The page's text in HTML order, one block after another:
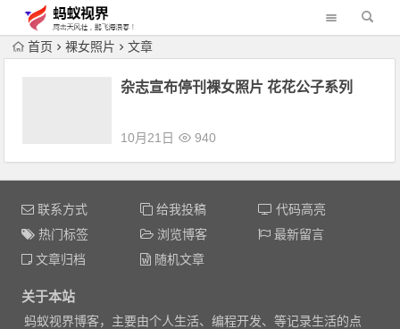
首页 裸女照片 文章
杂志宣布停刊裸女照片 花花公子系列
10月21日 940
联系方式 给我投稿
代码高亮
热门标签
浏览博客
最新留言
文章归档
随机文章
关于本站
蚂蚁视界博客，主要由个人生活、编程开发、等记录生活的点